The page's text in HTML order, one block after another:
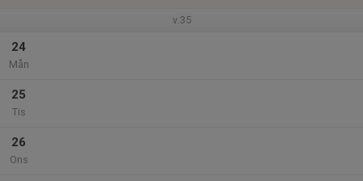
v.35
24
Mån
25
Tis
26
Ons